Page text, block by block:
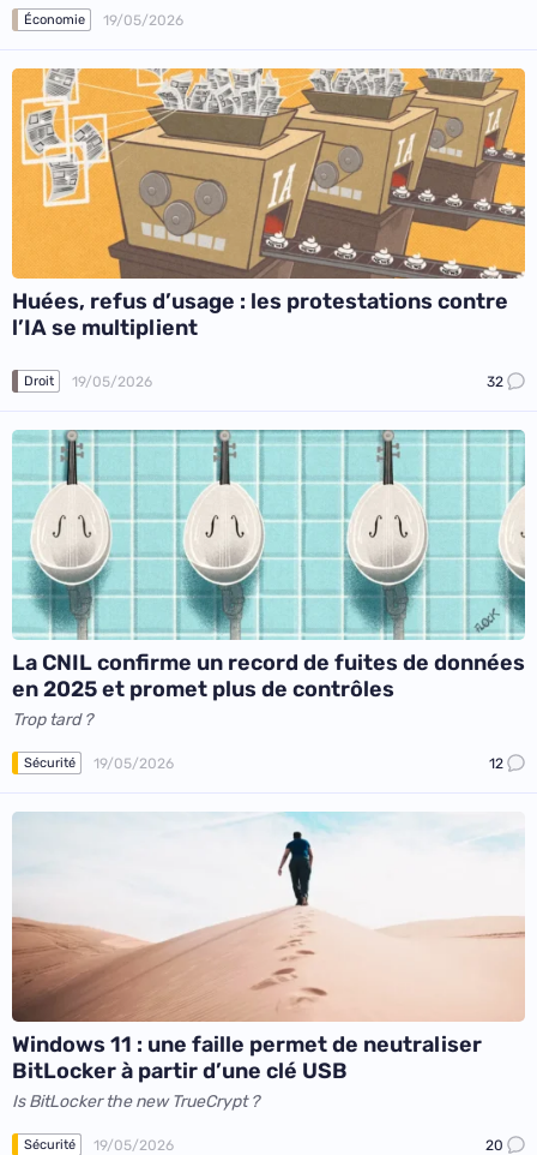
Économie 19/05/2026
Huées, refus d’usage : les protestations contre
l’IA se multiplient
Droit 19/05/2026 32
La CNIL confirme un record de fuites de données
en 2025 et promet plus de contrôles
Trop tard ?
Sécurité 19/05/2026 12
Windows 11 : une faille permet de neutraliser
BitLocker à partir d’une clé USB
Is BitLocker the new TrueCrypt ?
Sécurité 19/05/2026 20